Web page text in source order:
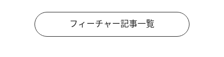
フィーチャー記事一覧